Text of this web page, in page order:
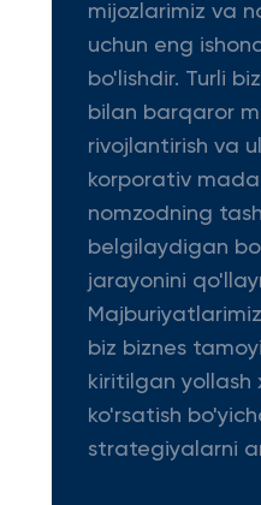
mijozlarimiz va
uchun eng
bo'lishdir. Turli
bilan barqaror
rivojlantirish va
korporativ
nomzodning
belgilaydigan
jarayonini
biz biznes
kiritilgan yollash
ko'rsatish
strategiyalarni